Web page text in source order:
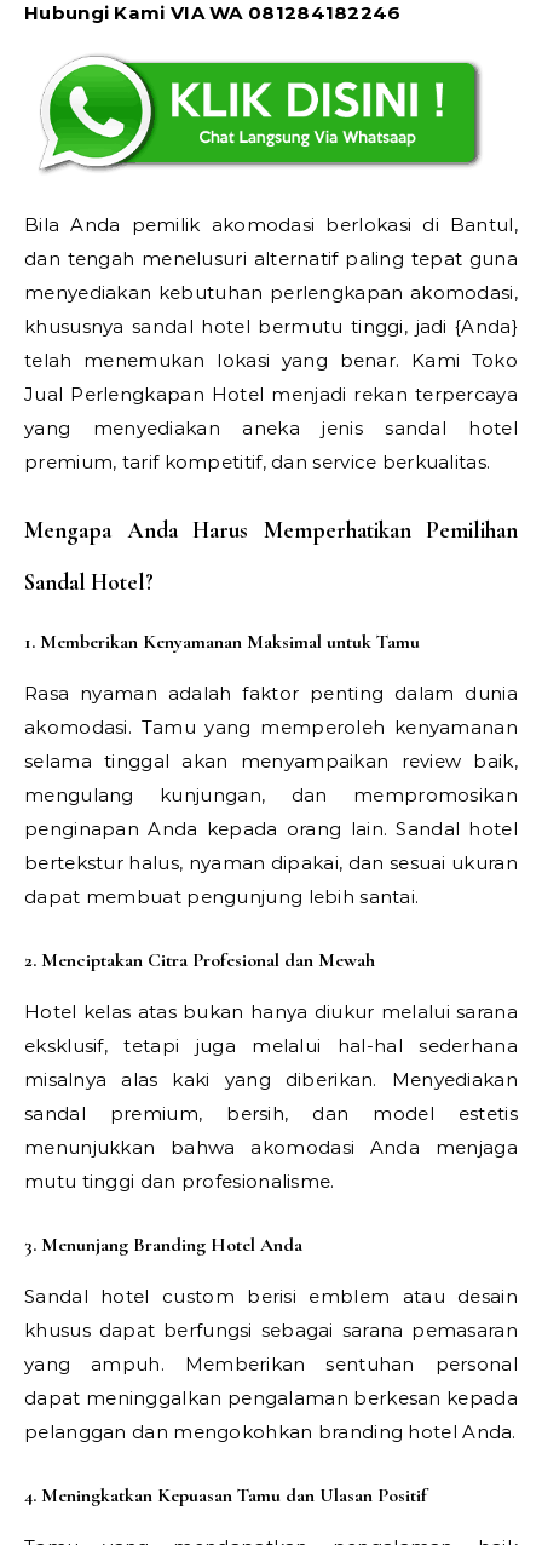
Hubungi Kami VIA WA 081284182246
Bila Anda pemilik akomodasi berlokasi di Bantul,
dan tengah menelusuri alternatif paling tepat guna
menyediakan kebutuhan perlengkapan akomodasi,
khususnya sandal hotel bermutu tinggi, jadi {Anda}
telah menemukan lokasi yang benar. Kami Toko
Jual Perlengkapan Hotel menjadi rekan terpercaya
yang menyediakan aneka jenis sandal hotel
premium, tarif kompetitif, dan service berkualitas.
Mengapa Anda Harus Memperhatikan Pemilihan
Sandal Hotel?
1. Memberikan Kenyamanan Maksimal untuk Tamu
Rasa nyaman adalah faktor penting dalam dunia
akomodasi. Tamu yang memperoleh kenyamanan
selama tinggal akan menyampaikan review baik,
mengulang kunjungan, dan mempromosikan
penginapan Anda kepada orang lain. Sandal hotel
bertekstur halus, nyaman dipakai, dan sesuai ukuran
dapat membuat pengunjung lebih santai.
2. Menciptakan Citra Profesional dan Mewah
Hotel kelas atas bukan hanya diukur melalui sarana
eksklusif, tetapi juga melalui hal-hal sederhana
misalnya alas kaki yang diberikan. Menyediakan
sandal premium, bersih, dan model estetis
menunjukkan bahwa akomodasi Anda menjaga
mutu tinggi dan profesionalisme.
3. Menunjang Branding Hotel Anda
Sandal hotel custom berisi emblem atau desain
khusus dapat berfungsi sebagai sarana pemasaran
yang ampuh. Memberikan sentuhan personal
dapat meninggalkan pengalaman berkesan kepada
pelanggan dan mengokohkan branding hotel Anda.
4. Meningkatkan Kepuasan Tamu dan Ulasan Positif